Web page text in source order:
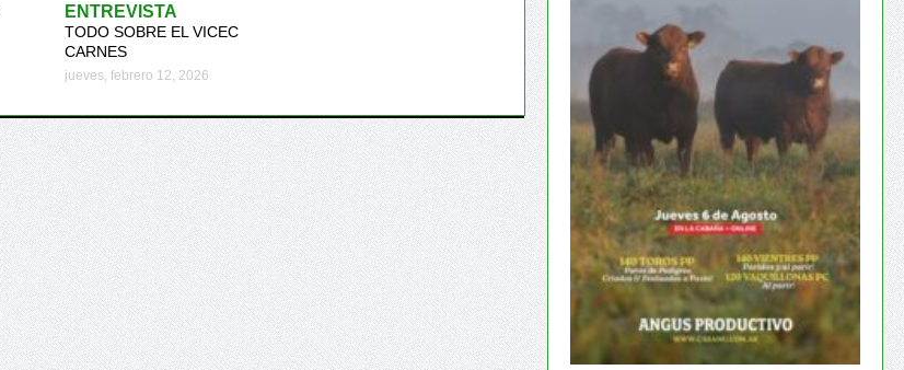
ENTREVISTA
TODO SOBRE EL VICEC
CARNES
jueves, febrero 12, 2026